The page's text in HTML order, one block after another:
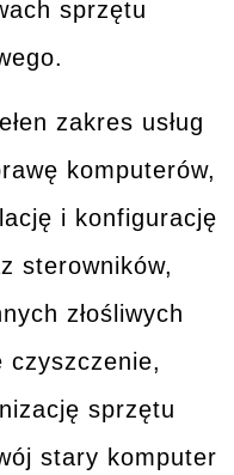
sprzętu
zakres usług
komputerów,
i konfigurację
sterowników,
złośliwych
czyszczenie,
sprzętu
stary komputer